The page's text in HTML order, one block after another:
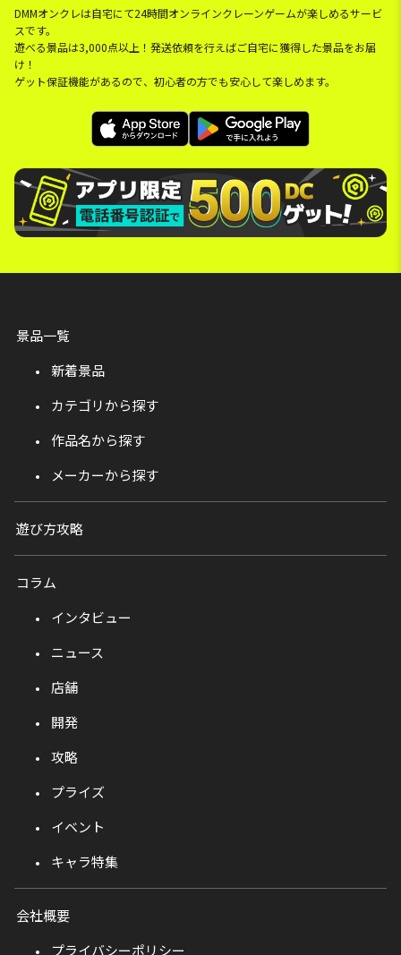
DMMオンクレは自宅にて24時間オンラインクレーンゲームが楽しめるサービ
スです。
遊べる景品は3,000点以上！発送依頼を行えばご自宅に獲得した景品をお届
け！
ゲット保証機能があるので、初心者の方でも安心して楽しめます。
景品一覧
新着景品
カテゴリから探す
作品名から探す
メーカーから探す
遊び方攻略
コラム
インタビュー
ニュース
店舗
開発
攻略
プライズ
イベント
キャラ特集
会社概要
プライバシーポリシー